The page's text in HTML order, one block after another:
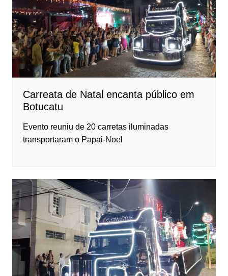
Carreata de Natal encanta público em
Botucatu
Evento reuniu de 20 carretas iluminadas
transportaram o Papai-Noel